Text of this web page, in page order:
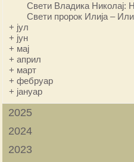
Свети Владика Николај:
Свети пророк Илија –
+ јул
+ јун
+ мај
+април
+ март
+фебруар
+ јануар
2025
2024
2023